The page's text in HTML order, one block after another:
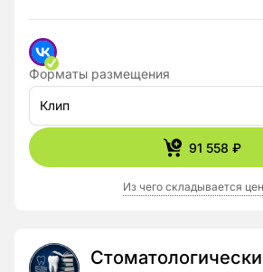
COACHING. - Имею более 10 000
политики, члены Королевской семьи
Великобритании.
Форматы размещения
Клип
91 558 ₽
Из чего складывается